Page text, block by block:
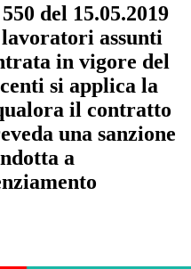
del 15.05.2019
assunti
in vigore del
si applica la
il contratto
una sanzione
a